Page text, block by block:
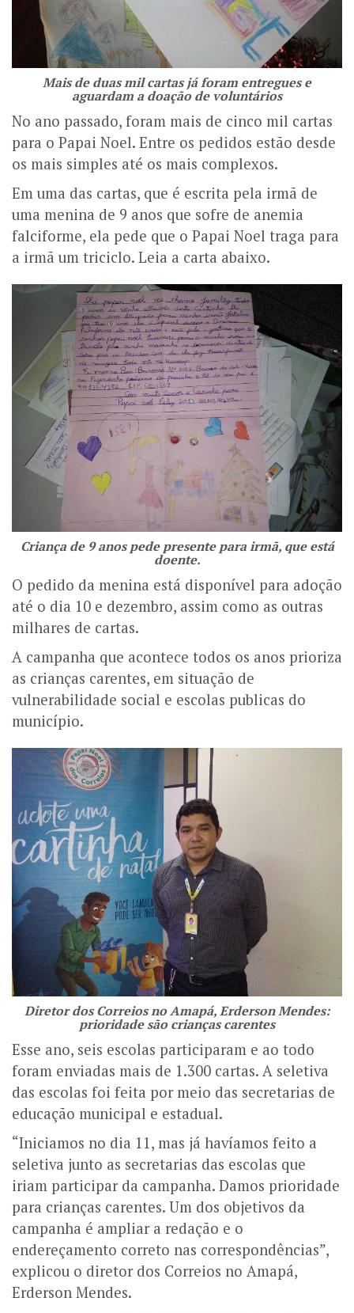
Mais de duas mil cartas já foram entregues e
aguardam a doação de voluntários
No ano passado, foram mais de cinco mil cartas
para o Papai Noel. Entre os pedidos estão desde
os mais simples até os mais complexos.
Em uma das cartas, que é escrita pela irmã de
uma menina de 9 anos que sofre de anemia
falciforme, ela pede que o Papai Noel traga para
a irmã um triciclo. Leia a carta abaixo.
Criança de 9 anos pede presente para irmã, que está
doente.
O pedido da menina está disponível para adoção
até o dia 10 e dezembro, assim como as outras
milhares de cartas.
A campanha que acontece todos os anos prioriza
as crianças carentes, em situação de
vulnerabilidade social e escolas publicas do
município.
Diretor dos Correios no Amapá, Erderson Mendes:
prioridade são crianças carentes
Esse ano, seis escolas participaram e ao todo
foram enviadas mais de 1.300 cartas. A seletiva
das escolas foi feita por meio das secretarias de
educação municipal e estadual.
“Iniciamos no dia 11, mas já havíamos feito a
seletiva junto as secretarias das escolas que
iriam participar da campanha. Damos prioridade
para crianças carentes. Um dos objetivos da
campanha é ampliar a redação e o
endereçamento correto nas correspondências”,
explicou o diretor dos Correios no Amapá,
Erderson Mendes.